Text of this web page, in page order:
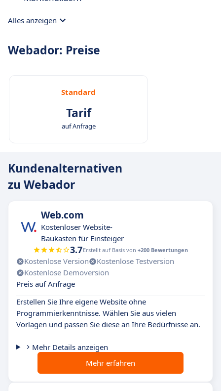
Alles anzeigen
Webador: Preise
Standard
Tarif
auf Anfrage
Kundenalternativen
zu Webador
Web.com
Kostenloser Website-
Baukasten für Einsteiger
3.7Erstellt auf Basis von +200 Bewertungen
Kostenlose Version
Kostenlose Testversion
Kostenlose Demoversion
Preis auf Anfrage
Erstellen Sie Ihre eigene Website ohne
Programmierkenntnisse. Wählen Sie aus vielen
Vorlagen und passen Sie diese an Ihre Bedürfnisse an.
Mehr Details anzeigen
Mehr erfahren